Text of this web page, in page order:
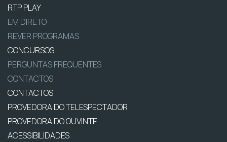
RTP PLAY
EM DIRETO
REVER PROGRAMAS
CONCURSOS
PERGUNTAS FREQUENTES
CONTACTOS
CONTACTOS
PROVEDORA DO TELESPECTADOR
PROVEDORA DO OUVINTE
ACESSIBILIDADES